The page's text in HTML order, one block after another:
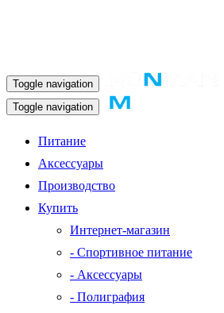
Toggle navigation
Toggle navigation
Питание
Аксессуары
Производство
Купить
Интернет-магазин
- Спортивное питание
- Аксессуары
- Полиграфия